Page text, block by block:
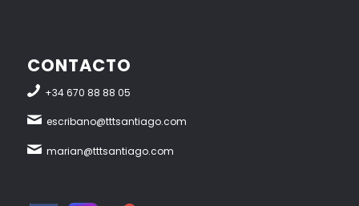
CONTACTO
+34 670 88 88 05
escribano@tttsantiago.com
marian@tttsantiago.com